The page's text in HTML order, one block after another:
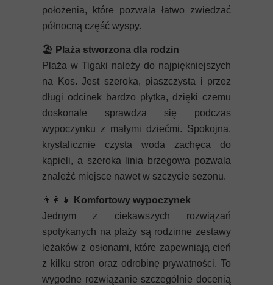
położenia, które pozwala łatwo zwiedzać
północną część wyspy.
🏖️ Plaża stworzona dla rodzin
Plaża w Tigaki należy do najpiękniejszych
na Kos. Jest szeroka, piaszczysta i przez
długi odcinek bardzo płytka, dzięki czemu
doskonale sprawdza się podczas
wypoczynku z małymi dziećmi. Spokojna,
krystalicznie czysta woda zachęca do
kąpieli, a szeroka linia brzegowa pozwala
znaleźć miejsce nawet w szczycie sezonu.
👨‍👩‍👧
Komfortowy wypoczynek
Jednym z ciekawszych rozwiązań
spotykanych na plaży są rodzinne zestawy
leżaków z osłonami, które zapewniają cień
z kilku stron oraz odrobinę prywatności. To
wygodne rozwiązanie szczególnie docenią